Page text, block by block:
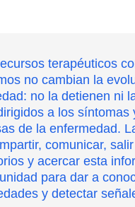
terapéuticos
no cambian la
no la detienen ni
a los síntomas
de la enfermedad.
comunicar,
y acercar esta
para dar a
y detectar